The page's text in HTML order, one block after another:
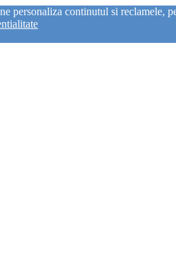
continutul si reclamele,